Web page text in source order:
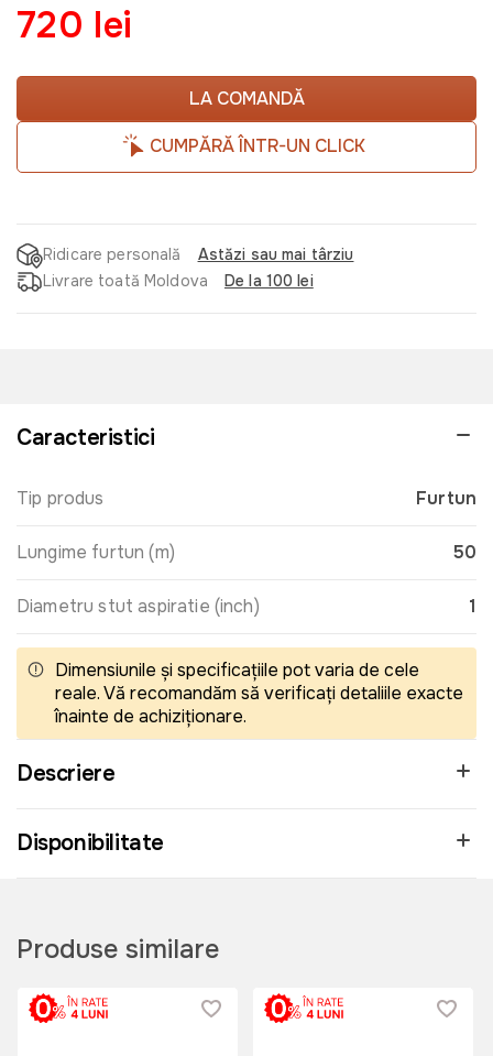
720 lei
LA COMANDĂ
CUMPĂRĂ ÎNTR-UN CLICK
Ridicare personală
Astăzi sau mai târziu
Livrare toată Moldova
De la 100 lei
Caracteristici
Tip produs Furtun
Lungime furtun (m) 50
Diametru stut aspiratie (inch) 1
Dimensiunile și specificațiile pot varia de cele
reale. Vă recomandăm să verificați detaliile exacte
înainte de achiziționare.
Descriere
Disponibilitate
Produse similare